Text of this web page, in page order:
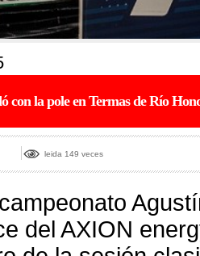
con la pole en Termas de Río
leida 149 veces
del AXION